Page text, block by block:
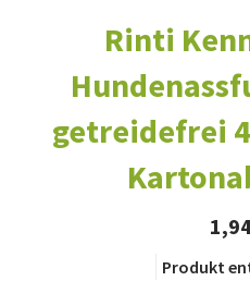
Rinti
getreidefrei
Produkt